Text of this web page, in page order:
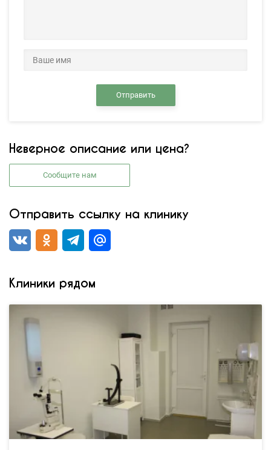
Отправить
Неверное описание или цена?
Сообщите нам
Отправить ссылку на клинику
Клиники рядом